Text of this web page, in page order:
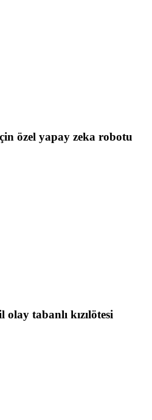
özel yapay zeka robotu
tabanlı kızılötesi